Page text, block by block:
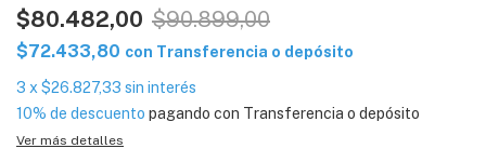
$80.482,00 $90.899,00
$72.433,80 con Transferencia o depósito
3 x $26.827,33 sin interés
10% de descuento pagando con Transferencia o depósito
Ver más detalles